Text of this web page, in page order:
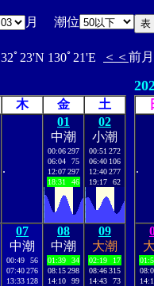
月 潮位
32ﾟ23'N 130ﾟ21'E ＜＜ 前月
木 金 土
.
01
中潮
00:06297
06:04
75
12:07297
18:31
46
02
小潮
00:51 272
06:40 106
12:40277
19:17
62
07
中潮
00:49
56
07:40276
13:33 128
08
中潮
01:39
34
08:15298
14:10
99
09
大潮
02:19
17
08:46315
14:43
73
.